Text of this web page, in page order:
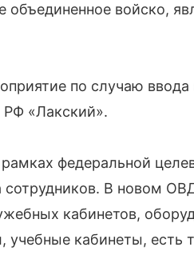
объединенное войско,
по случаю ввода
«Лакский».
федеральной
сотрудников. В новом
кабинетов,
учебные кабинеты, есть